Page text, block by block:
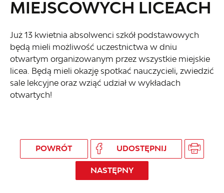
MIEJSCOWYCH LICEACH
Już 13 kwietnia absolwenci szkół podstawowych
będą mieli możliwość uczestnictwa w dniu
otwartym organizowanym przez wszystkie miejskie
licea. Będą mieli okazję spotkać nauczycieli, zwiedzić
sale lekcyjne oraz wziąć udział w wykładach
otwartych!
POWRÓT UDOSTĘPNIJ
NASTĘPNY